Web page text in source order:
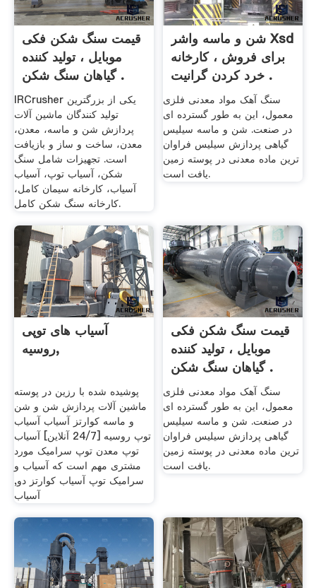
قیمت سنگ شکن فکی
موبایل ، تولید کننده
گیاهان سنگ شکن .
IRCrusher یکی از بزرگترین
تولید کنندگان ماشین آلات
پردازش شن و ماسه، معدن،
معدن، ساخت و ساز و بازیافت
است. تجهیزات شامل سنگ
شکن، آسیاب توپ، آسیاب
آسیاب، کارخانه سیمان کامل،
کارخانه سنگ شکن کامل.
شن و ماسه واشر Xsd
برای فروش ، کارخانه
خرد کردن گرانیت .
سنگ آهک مواد معدنی فلزی
معمول، این به طور گسترده ای
در صنعت. شن و ماسه سیلیس
گیاهی پردازش سیلیس فراوان
ترین ماده معدنی در پوسته زمین
یافت است.
آسیاب های توپی
روسیه,
پوشیده شده با رزین در پوسته
ماشین آلات پردازش شن و شن
و ماسه کوارتز آسیاب آسیاب
توپ روسیه [24/7 آنلاین] آسیاب
توپ معدن توپ سرامیک مورد
مشتری مهم است که آسیاب و
سرامیک توپ آسیاب کوارتز دو,
آسیاب
قیمت سنگ شکن فکی
موبایل ، تولید کننده
گیاهان سنگ شکن .
سنگ آهک مواد معدنی فلزی
معمول، این به طور گسترده ای
در صنعت. شن و ماسه سیلیس
گیاهی پردازش سیلیس فراوان
ترین ماده معدنی در پوسته زمین
یافت است.